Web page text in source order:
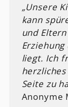
„Unsere
kann
und
liegt. Ich
Seite zu
Anonyme